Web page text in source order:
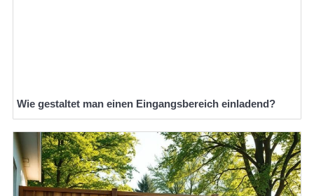
Wie gestaltet man einen Eingangsbereich einladend?